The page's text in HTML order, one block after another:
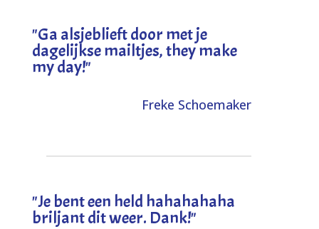
"Ga alsjeblieft door met je
dagelijkse mailtjes, they make
my day!"
Freke Schoemaker
"Je bent een held hahahahaha
briljant dit weer. Dank!"